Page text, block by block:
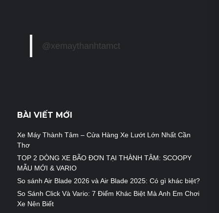
@xemaythanhtamct
BÀI VIẾT MỚI
Xe Máy Thành Tâm – Cửa Hàng Xe Lướt Lớn Nhất Cần
Thơ
TOP 2 DÒNG XE BÃO ĐƠN TẠI THÀNH TÂM: SCOOPY
MẪU MỚI & VARIO
So sánh Air Blade 2026 và Air Blade 2025: Có gì khác biệt?
So Sánh Click Và Vario: 7 Điểm Khác Biệt Mà Anh Em Chơi
Xe Nên Biết